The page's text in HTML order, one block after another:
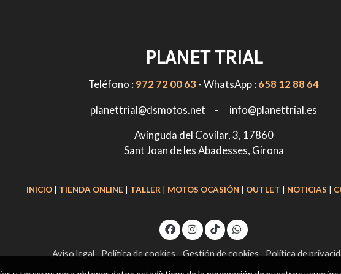
PLANET TRIAL
Teléfono : 972 72 00 63 - WhatsApp : 658 12 88 64
planettrial@dsmotos.net - info@planettrial.es
Avinguda del Covilar, 3, 17860
Sant Joan de les Abadesses, Girona
INICIO| TIENDA ONLINE TALLER MOTOS OCASIÓN OUTLET NOTICIAS
Aviso legal Política de cookies Gestión de cookies Política de